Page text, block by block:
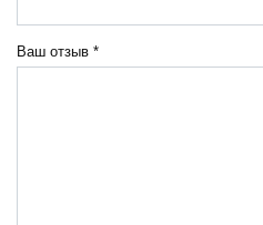
Ваш отзыв *